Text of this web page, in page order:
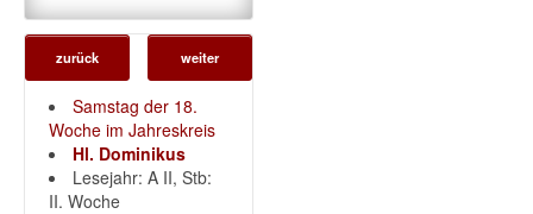
zurück weiter
Samstag der 18.
Woche im Jahreskreis
Hl. Dominikus
Lesejahr: A II, Stb:
II. Woche